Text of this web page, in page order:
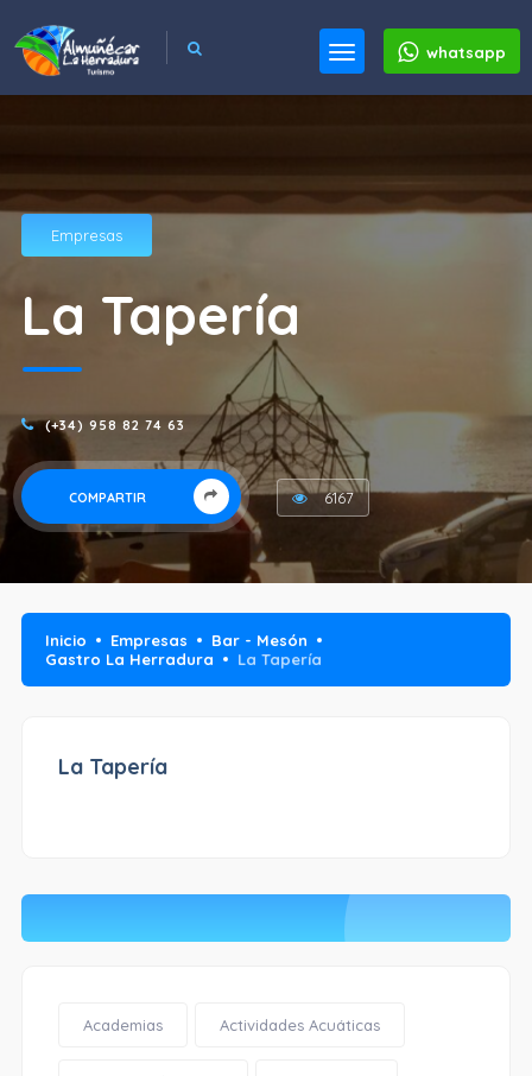
whatsapp
Empresas
La Tapería
(+34) 958 82 74 63
COMPARTIR 6167
Inicio Empresas
Bar - Mesón
Gastro La Herradura
La Tapería
La Tapería
Academias Actividades Acuáticas